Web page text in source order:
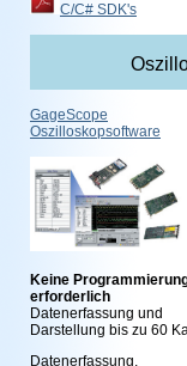
C/C# SDK's
GageScope
Oszilloskopsoftware
Keine
erforderlich
Datenerfassung und
Darstellung bis zu 60
Datenerfassung,